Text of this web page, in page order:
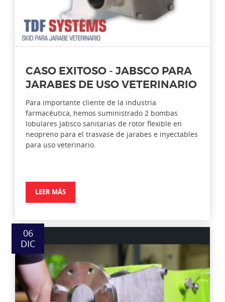
CASO EXITOSO - JABSCO PARA
JARABES DE USO VETERINARIO
Para importante cliente de la industria
farmacéutica, hemos suministrado 2 bombas
lobulares Jabsco sanitarias de rotor flexible en
neopreno para el trasvase de jarabes e inyectables
para uso veterinario.
LEER MÁS
06
DIC